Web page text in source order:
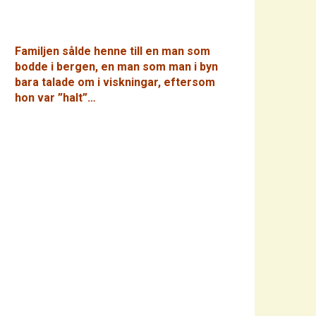
Familjen sålde henne till en man som
bodde i bergen, en man som man i byn
bara talade om i viskningar, eftersom
hon var ”halt”…